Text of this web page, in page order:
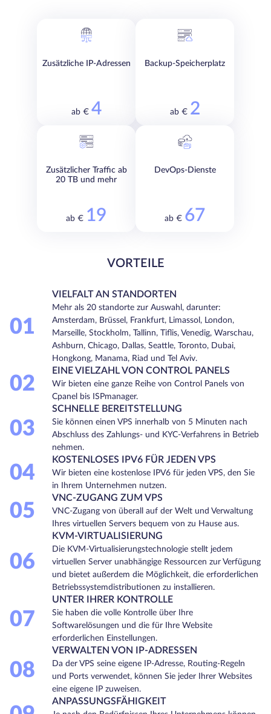
Zusätzliche IP-Adressen
ab € 4
Backup-Speicherplatz
ab € 2
Zusätzlicher Traffic ab
20 TB und mehr
ab € 19
DevOps-Dienste
ab € 67
VORTEILE
01
VIELFALT AN STANDORTEN
Mehr als 20 standorte zur Auswahl, darunter:
Amsterdam, Brüssel, Frankfurt, Limassol, London,
Marseille, Stockholm, Tallinn, Tiflis, Venedig, Warschau,
Ashburn, Chicago, Dallas, Seattle, Toronto, Dubai,
Hongkong, Manama, Riad und Tel Aviv.
02
EINE VIELZAHL VON CONTROL PANELS
Wir bieten eine ganze Reihe von Control Panels von
Cpanel bis ISPmanager.
03
SCHNELLE BEREITSTELLUNG
Sie können einen VPS innerhalb von 5 Minuten nach
Abschluss des Zahlungs- und KYC-Verfahrens in Betrieb
nehmen.
04
KOSTENLOSES IPV6 FÜR JEDEN VPS
Wir bieten eine kostenlose IPV6 für jeden VPS, den Sie
in Ihrem Unternehmen nutzen.
05
VNC-ZUGANG ZUM VPS
VNC-Zugang von überall auf der Welt und Verwaltung
Ihres virtuellen Servers bequem von zu Hause aus.
06
KVM-VIRTUALISIERUNG
Die KVM-Virtualisierungstechnologie stellt jedem
virtuellen Server unabhängige Ressourcen zur Verfügung
und bietet außerdem die Möglichkeit, die erforderlichen
Betriebssystemdistributionen zu installieren.
07
UNTER IHRER KONTROLLE
Sie haben die volle Kontrolle über Ihre
Softwarelösungen und die für Ihre Website
erforderlichen Einstellungen.
08
VERWALTEN VON IP-ADRESSEN
Da der VPS seine eigene IP-Adresse, Routing-Regeln
und Ports verwendet, können Sie jeder Ihrer Websites
eine eigene IP zuweisen.
ANPASSUNGSFÄHIGKEIT